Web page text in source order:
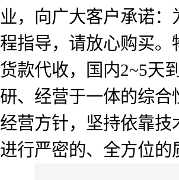
业，向广大客户承诺
程指导，请放心购买
货款代收，国内2~5天
研、经营于一体的综合
经营方针，坚持依靠
进行严密的、全方位